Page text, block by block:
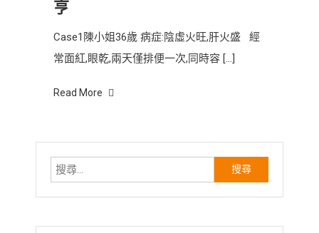
亨
Case1陳小姐36歲 病症:陰虛火旺,肝火盛 經
常面紅,眼乾,兩天僅排便一次,同時容 […]
Read More
尋
鍵